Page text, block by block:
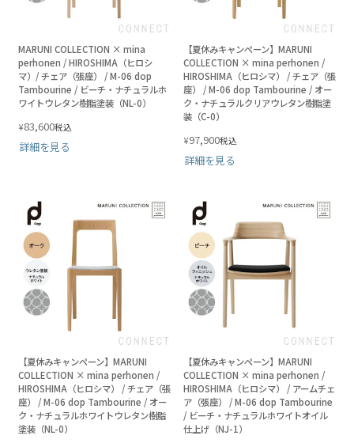
MARUNI COLLECTION × mina
perhonen / HIROSHIMA（ヒロシ
マ）/ チェア（張座） / M-06 dop
Tambourine / ビーチ・ナチュラルホ
ワイトウレタン樹脂塗装（NL-0）
¥83,600税込
詳細を見る
【夏休みキャンペーン】MARUNI
COLLECTION × mina perhonen /
HIROSHIMA（ヒロシマ） / チェア（張
座） / M-06 dop Tambourine / オー
ク・ナチュラルクリアウレタン樹脂塗
装（C-0）
¥97,900税込
詳細を見る
【夏休みキャンペーン】MARUNI
COLLECTION × mina perhonen /
HIROSHIMA（ヒロシマ） / チェア（張
座） / M-06 dop Tambourine / オー
ク・ナチュラルホワイトウレタン樹脂
塗装（NL-0）
【夏休みキャンペーン】MARUNI
COLLECTION × mina perhonen /
HIROSHIMA（ヒロシマ） / アームチェ
ア（張座） / M-06 dop Tambourine
/ ビーチ・ナチュラルホワイトオイル
仕上げ（NJ-1）